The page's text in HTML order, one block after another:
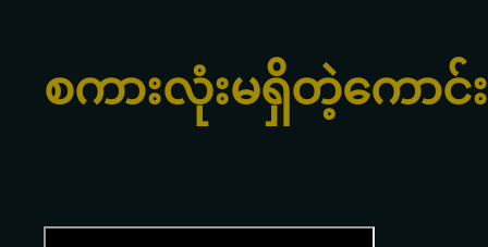
စကားလုံးမရှိတဲ့ကောင်